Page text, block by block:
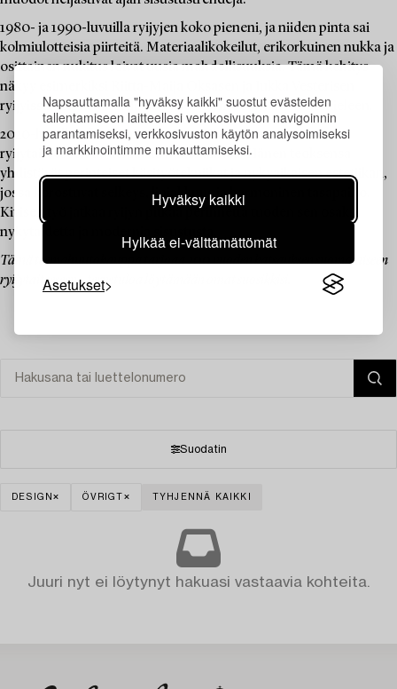
Napsauttamalla "hyväksy kaikki" suostut evästeiden
tallentamiseen laitteellesi verkkosivuston navigoinnin
parantamiseksi, verkkosivuston käytön analysoimiseksi
ja markkinointimme mukauttamiseksi.
Hyväksy kaikki
Hylkää ei-välttämättömät
Asetukset
1980- ja 1990-luvuilla ryijyjen koko pieneni, ja niiden pinta sai
kolmiulotteisia piirteitä. Materiaalikokeilut, erikorkuinen nukka ja
osittainen nukitus loivat uusia mahdollisuuksia. Tämä kehitys
näkyy esimerkiksi Riitta-Maija Oksasen ja Jukka Vesterisen
ryijyissä, joissa taiteellisuus yhdistyi moderniin muotokieleen.
2020-luvulla tekstiilitaiteilija Eetu Kivinen on tuonut
ryijytaiteeseen uudenlaista näkökulmaa. Hänen teoksensa
yhdistävät perinteiset käsityötekniikat ja nykyaikaisen estetiikan,
jossa korostuvat selkeys, linjakkuus ja harmoninen tasapaino.
Kivisen työ jatkaa ryijyn pitkää perinnettä tuoden sen osaksi
nykytaidetta ja modernia sisustusta.
Tämä teemahuutokauppa tarjoaa 200 vuoden katsauksen suomalaiseen
ryijytaiteeseen – tervetuloa löytämään omat suosikkisi.
Suodatin
DESIGN ÖVRIGT TYHJENNÄ KAIKKI
Juuri nyt ei löytynyt hakuasi vastaavia kohteita.